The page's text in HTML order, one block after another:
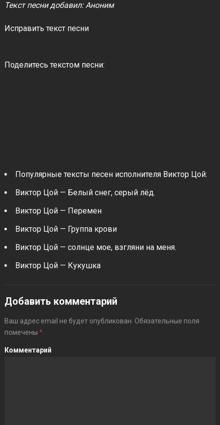
Текст песни добавил: Аноним
Исправить текст песни
Поделитесь текстом песни:
Популярные тексты песен исполнителя Виктор Цой:
Виктор Цой — Белый снег, серый лёд.
Виктор Цой — Перемен
Виктор Цой — Группа крови
Виктор Цой — солнце мое, взгляни на меня.
Виктор Цой — Кукушка
Добавить комментарий
Ваш адрес email не будет опубликован. Обязательные поля
помечены *
Комментарий